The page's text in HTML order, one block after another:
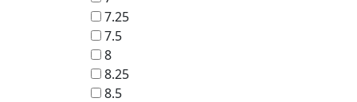
7.25
7.5
8
8.25
8.5